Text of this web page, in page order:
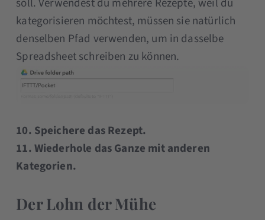
kategorisieren möchtest, müssen sie natürlich
denselben Pfad verwenden, um in dasselbe
Spreadsheet schreiben zu können.
10. Speichere das Rezept.
11. Wiederhole das Ganze mit anderen
Kategorien.
Der Lohn der Mühe